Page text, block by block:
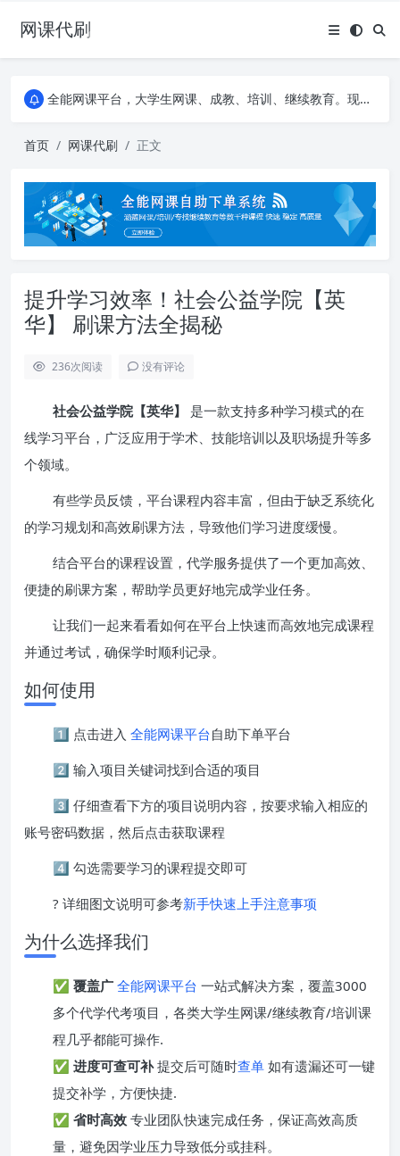
网课代刷
AI论文写作平台，根据真实文献内容生成论文
全能网课平台，大学生网课、成教、培训、继续教育。现已接入代刷代考项目3000+
全能网课平台，大学生网课、成教、培训、继续教育。现已接入代刷代考项目3000+
首页 网课代刷 正文
提升学习效率！社会公益学院【英
华】 刷课方法全揭秘
236次阅读 没有评论
社会公益学院【英华】
是一款支持多种学习模式的在
线学习平台，广泛应用于学术、技能培训以及职场提升等多
个领域。
有些学员反馈，平台课程内容丰富，但由于缺乏系统化
的学习规划和高效刷课方法，导致他们学习进度缓慢。
结合平台的课程设置，代学服务提供了一个更加高效、
便捷的刷课方案，帮助学员更好地完成学业任务。
让我们一起来看看如何在平台上快速而高效地完成课程
并通过考试，确保学时顺利记录。
如何使用
1️⃣ 点击进入 全能网课平台自助下单平台
2️⃣ 输入项目关键词找到合适的项目
3️⃣ 仔细查看下方的项目说明内容，按要求输入相应的
账号密码数据，然后点击获取课程
4️⃣ 勾选需要学习的课程提交即可
? 详细图文说明可参考新手快速上手注意事项
为什么选择我们
✅ 覆盖广 全能网课平台 一站式解决方案，覆盖3000
多个代学代考项目，各类大学生网课/继续教育/培训课
程几乎都能可操作.
✅ 进度可查可补提交后可随时查单 如有遗漏还可一键
提交补学，方便快捷.
✅ 省时高效 专业团队快速完成任务，保证高效高质
量，避免因学业压力导致低分或挂科。